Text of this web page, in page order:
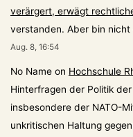
verärgert, erwägt
verstanden. Aber bin nicht
Aug. 8, 16:54
No Name on Hochschule
Hinterfragen der Politik
insbesondere der NATO-
unkritischen Haltung